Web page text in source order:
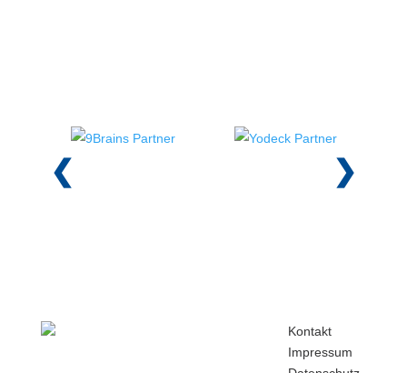
Unsere
Partner
❮ ❯
Kontakt
Impressum